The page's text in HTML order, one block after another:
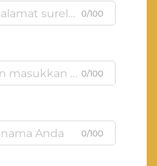
0/100
0/100
0/100